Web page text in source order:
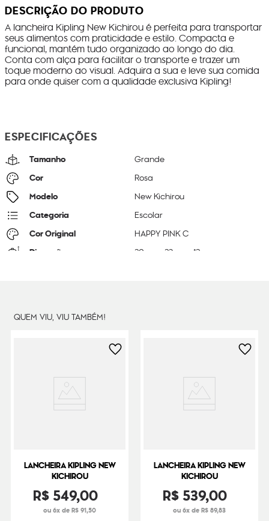
DESCRIÇÃO DO PRODUTO
A lancheira Kipling New Kichirou é perfeita para transportar
seus alimentos com praticidade e estilo. Compacta e
funcional, mantém tudo organizado ao longo do dia.
Conta com alça para facilitar o transporte e trazer um
toque moderno ao visual. Adquira a sua e leve sua comida
para onde quiser com a qualidade exclusiva Kipling!
ESPECIFICAÇÕES
Tamanho Grande
Cor Rosa
Modelo New Kichirou
Categoria Escolar
Cor Original HAPPY PINK C
Dimensões 20 23 12
QUEM VIU, VIU TAMBÉM!
LANCHEIRA KIPLING NEW
KICHIROU
R$549,00
ou 6x de R$ 91,50
LANCHEIRA KIPLING NEW
KICHIROU
R$539,00
ou 6x de R$ 89,83